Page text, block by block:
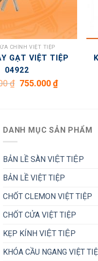
CHÍNH VIỆT TIỆP
GẠT VIỆT TIỆP
04922
₫
Giá
gốc
755.000₫Giá
hiện
DANH MỤC SẢN PHẨM
BẢN LỀ SÀN VIỆT TIỆP
BẢN LỀ VIỆT TIỆP
CHỐT CLEMON VIỆT TIỆP
CHỐT CỬA VIỆT TIỆP
KẸP KÍNH VIỆT TIỆP
KHÓA CẦU NGANG VIỆT